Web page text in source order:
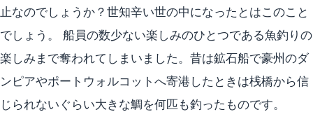
止なのでしょうか？世知辛い世の中になったとはこのこと
でしょう。 船員の数少ない楽しみのひとつである魚釣りの
楽しみまで奪われてしまいました。昔は鉱石船で豪州のダ
ンピアやポートウォルコットへ寄港したときは桟橋から信
じられないぐらい大きな鯛を何匹も釣ったものです。